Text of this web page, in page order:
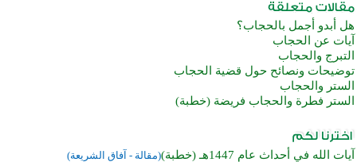
هل أبدو أجمل بالحجاب؟
آيات عن الحجاب
التبرج والحجاب
توضيحات ونصائح حول قضية الحجاب
الستر والحجاب
الستر فطرة والحجاب فريضة (خطبة)
آيات الله في أحداث عام 1447هـ (خطبة) (مقالة - آفاق الشريعة)